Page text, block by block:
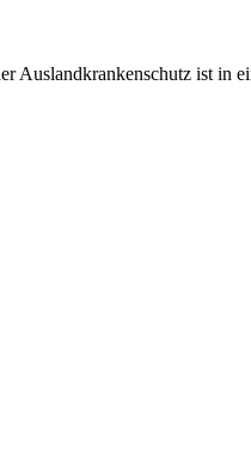
Auslandkrankenschutz ist in